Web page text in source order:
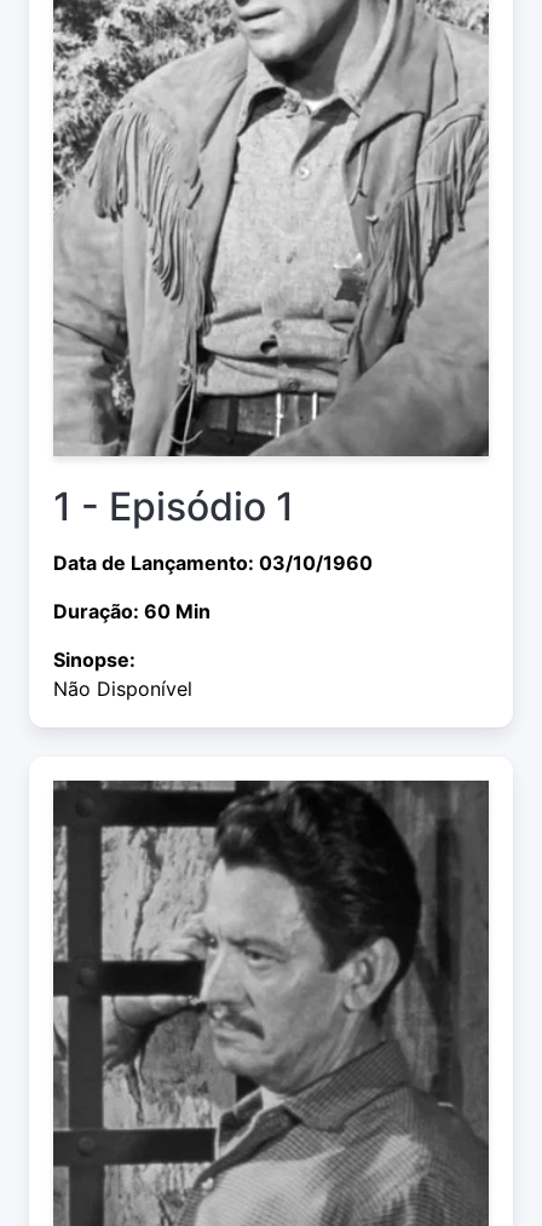
1 - Episódio 1
Data de Lançamento: 03/10/1960
Duração: 60 Min
Sinopse:
Não Disponível